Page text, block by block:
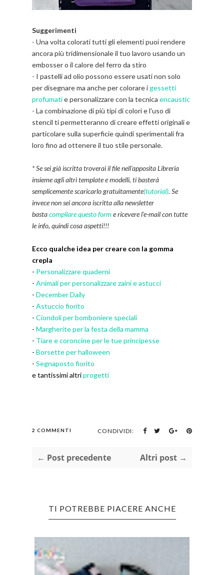
Suggerimenti
- Una volta colorati tutti gli elementi puoi rendere
ancora più tridimensionale il tuo lavoro usando un
embosser o il calore del ferro da stiro
- I pastelli ad olio possono essere usati non solo
per disegnare ma anche per colorare igessetti
profumatie personalizzare con la tecnica encaustic
- La combinazione di più tipi di colori e l'uso di
stencil ti permetteranno di creare effetti originali e
particolare sulla superficie quindi sperimentali fra
loro fino ad ottenere il tuo stile personale.
* Se sei già iscritta troverai il file nell'apposita Libreria
insieme agli altri template e modelli, ti basterà
semplicemente scaricarlo gratuitamente(tutorial). Se
invece non sei ancora iscritta alla newsletter
bastacompilare questo forme ricevere l'e-mail con tutte
le info, quindi cosa aspetti!!!
Ecco qualche idea per creare con la gomma
crepla
- Personalizzare quaderni
- Animali per personalizzare zaini e astucci
- December Daily
- Astuccio fiorito
- Ciondoli per bomboniere speciali
- Margherite per la festa della mamma
- Tiare e coroncine per le tue principesse
- Borsette per halloween
- Segnaposto fiorito
e tantissimi altriprogetti
2 COMMENTI CONDIVIDI:
← Post precedente Altri post →
TI POTREBBE PIACERE ANCHE